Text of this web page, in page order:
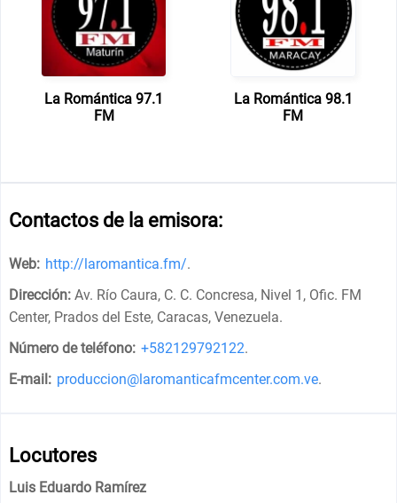
La Romántica 97.1
FM
La Romántica 98.1
FM
Contactos de la emisora:
Web: http://laromantica.fm/.
Dirección: Av. Río Caura, C. C. Concresa, Nivel 1, Ofic. FM
Center, Prados del Este, Caracas, Venezuela.
Número de teléfono: +582129792122.
E-mail: produccion@laromanticafmcenter.com.ve.
Locutores
Luis Eduardo Ramírez